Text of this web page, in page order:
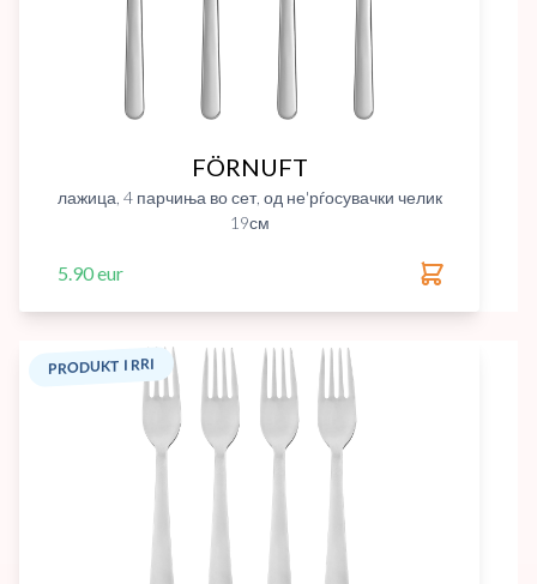
FÖRNUFT
лажица, 4 парчиња во сет, од не'рѓосувачки челик
19см
5.90 eur
PRODUKT I RRI